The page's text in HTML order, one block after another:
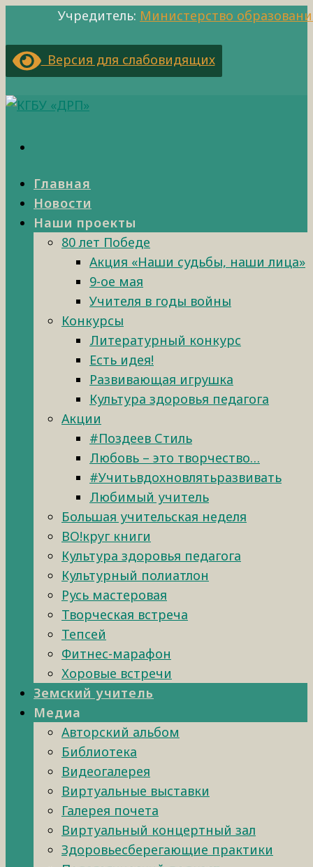
Учредитель: Министерство
Версия для слабовидящих
Главная
Новости
Наши проекты
80 лет Победе
Акция «Наши судьбы, наши лица»
9-ое мая
Учителя в годы войны
Конкурсы
Литературный конкурс
Есть идея!
Развивающая игрушка
Культура здоровья педагога
Акции
#Поздеев Стиль
Любовь – это творчество…
#Учитьвдохновлятьразвивать
Любимый учитель
Большая учительская неделя
ВО!круг книги
Культура здоровья педагога
Культурный полиатлон
Русь мастеровая
Творческая встреча
Тепсей
Фитнес-марафон
Хоровые встречи
Земский учитель
Медиа
Авторский альбом
Библиотека
Видеогалерея
Виртуальные выставки
Галерея почета
Виртуальный концертный зал
Здоровьесберегающие практики